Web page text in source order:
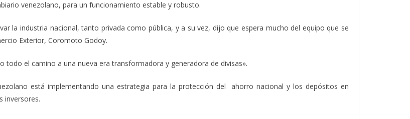
venezolano, para un funcionamiento estable y robusto.
la industria nacional, tanto privada como pública, y a su vez, dijo que espera mucho del equipo que se
Exterior, Coromoto Godoy.
el camino a una nueva era transformadora y generadora de divisas».
está implementando una estrategia para la protección del ahorro nacional y los depósitos en
inversores.